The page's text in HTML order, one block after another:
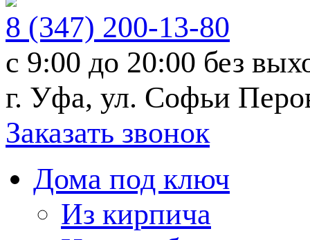
8 (347) 200-13-80
с 9:00 до 20:00 без
г. Уфа, ул. Софьи
Заказать звонок
Дома под ключ
Из кирпича